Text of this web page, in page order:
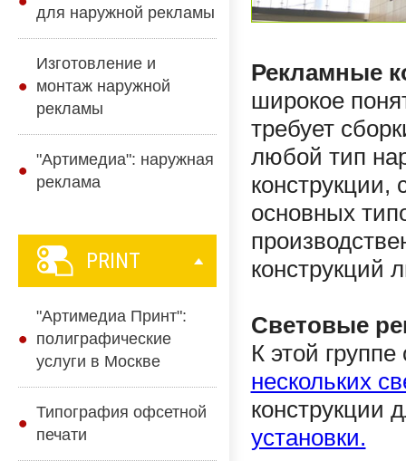
для наружной рекламы
Изготовление и
монтаж наружной
рекламы
"Артимедиа": наружная
реклама
PRINT
"Артимедиа Принт":
полиграфические
услуги в Москве
Типография офсетной
печати
Рекламные
широкое
требует
любой тип
конструкции,
основных
конструкций
Световые
К этой
нескольких
конструкции
установки.